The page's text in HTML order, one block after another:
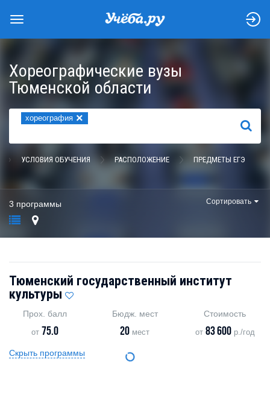
Хореографические вузы
Тюменской области
хореография ×
НАЙТИ
УСЛОВИЯ ОБУЧЕНИЯ РАСПОЛОЖЕНИЕ ПРЕДМЕТЫ ЕГЭ
3 программы Сортировать
Тюменский государственный институт
культуры
Прох. балл
от 75.0
Бюдж. мест
20 мест
Стоимость
от 83 600р./год
Скрыть программы